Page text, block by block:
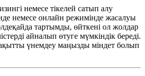
немесе тікелей сатып алу
немесе онлайн режимінде жасалуы
тартымды, өйткені ол жолдар
айналып өтуге мүмкіндік береді.
үнемдеу маңызды міндет болып